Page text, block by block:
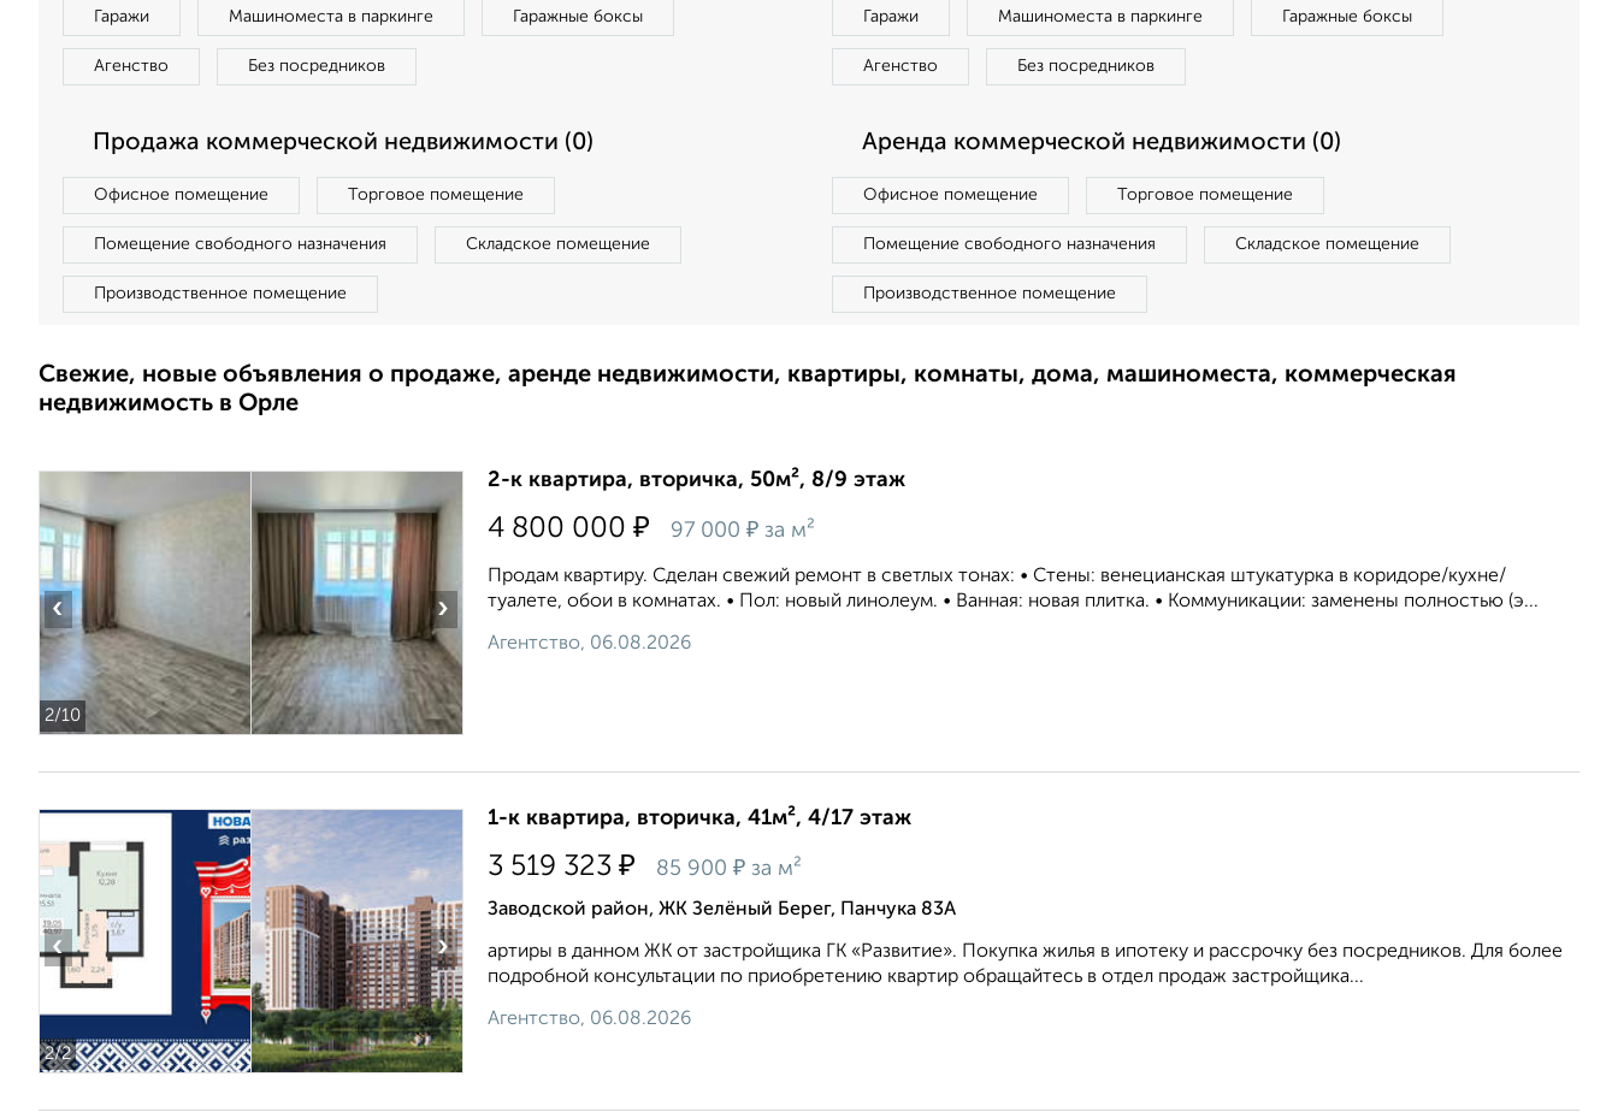
Гаражи Машиноместа в паркинге Гаражные боксы
Агенство Без посредников
Гаражи Машиноместа в паркинге Гаражные боксы
Агенство Без посредников
Продажа коммерческой недвижимости (0)
Офисное помещение Торговое помещение
Помещение свободного назначения Складское помещение
Производственное помещение
Аренда коммерческой недвижимости (0)
Офисное помещение Торговое помещение
Помещение свободного назначения Складское помещение
Производственное помещение
Свежие, новые объявления о продаже, аренде недвижимости, квартиры, комнаты, дома, машиноместа, коммерческая
недвижимость в Орле
2/10
‹ ›
2-к квартира, вторичка, 50м², 8/9 этаж
4 800 000 ₽ 97 000 ₽ за м²
Продам квартиру. Сделан свежий ремонт в светлых тонах: • Стены: венецианская штукатурка в коридоре/кухне/
туалете, обои в комнатах. • Пол: новый линолеум. • Ванная: новая плитка. • Коммуникации: заменены полностью (э...
Агентство, 06.08.2026
2/2
‹ ›
1-к квартира, вторичка, 41м², 4/17 этаж
3 519 323 ₽ 85 900 ₽ за м²
Заводской район, ЖК Зелёный Берег, Панчука 83А
артиры в данном ЖК от застройщика ГК «Развитие». Покупка жилья в ипотеку и рассрочку без посредников. Для более
подробной консультации по приобретению квартир обращайтесь в отдел продаж застройщика...
Агентство, 06.08.2026